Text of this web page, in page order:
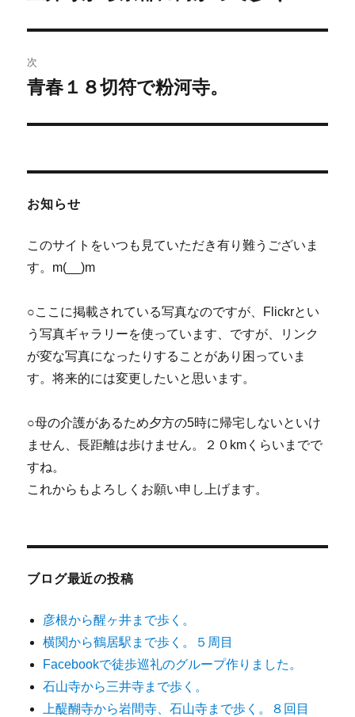
ビ
ゲ
ー
投
稿:
次
次
投
青春１８切符で粉河寺。
お知らせ
このサイトをいつも見ていただき有り難うございま
す。m(__)m
○ここに掲載されている写真なのですが、Flickrとい
う写真ギャラリーを使っています、ですが、リンク
が変な写真になったりすることがあり困っていま
す。将来的には変更したいと思います。
○母の介護があるため夕方の5時に帰宅しないといけ
ません、長距離は歩けません。２０kmくらいまでで
すね。
これからもよろしくお願い申し上げます。
ブログ最近の投稿
彦根から醒ヶ井まで歩く。
横関から鶴居駅まで歩く。５周目
Facebookで徒歩巡礼のグループ作りました。
石山寺から三井寺まで歩く。
上醍醐寺から岩間寺、石山寺まで歩く。８回目